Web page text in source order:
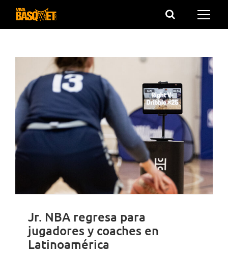
Saltar
Jr. NBA regresa para
jugadores y coaches en
Latinoamérica